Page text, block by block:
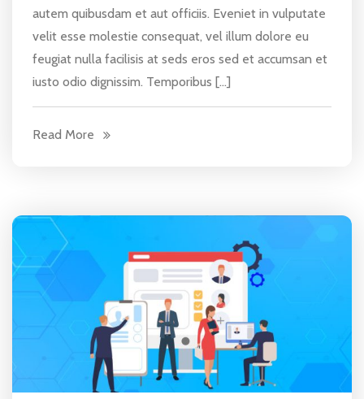
autem quibusdam et aut officiis. Eveniet in vulputate
velit esse molestie consequat, vel illum dolore eu
feugiat nulla facilisis at seds eros sed et accumsan et
iusto odio dignissim. Temporibus […]
Read More